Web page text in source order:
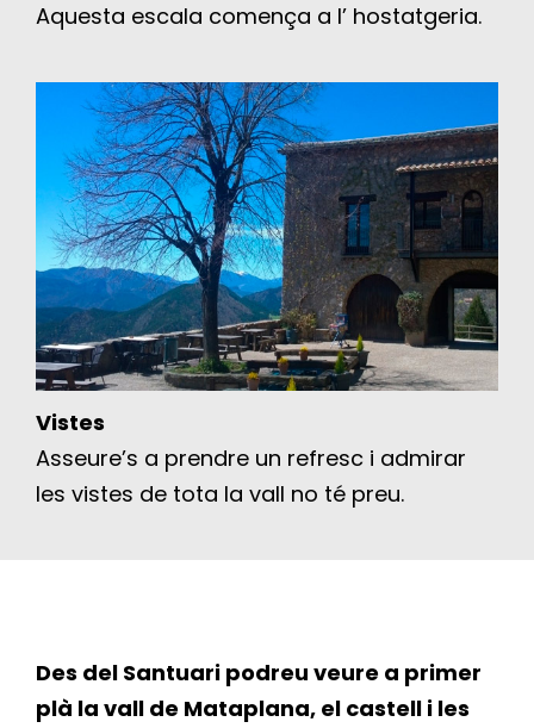
Aquesta escala comença a l’ hostatgeria.
Vistes
Asseure’s a prendre un refresc i admirar
les vistes de tota la vall no té preu.
Des del Santuari podreu veure a primer
plà la vall de Mataplana, el castell i les